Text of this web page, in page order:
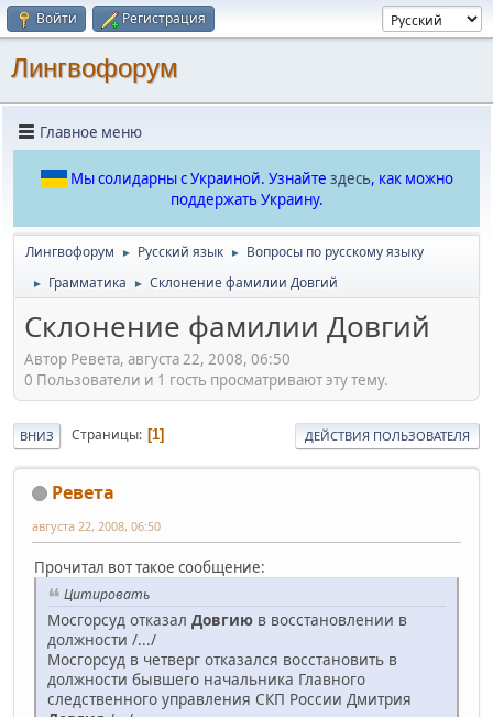
Войти Регистрация
Лингвофорум
Главное меню
Мы солидарны с Украиной. Узнайте здесь, как можно
поддержать Украину.
Лингвофорум ► Русский язык ► Вопросы по русскому языку
► Грамматика ► Склонение фамилии Довгий
Склонение фамилии Довгий
Автор Ревета, августа 22, 2008, 06:50
0 Пользователи и 1 гость просматривают эту тему.
ВНИЗ Страницы 1 ДЕЙСТВИЯ ПОЛЬЗОВАТЕЛЯ
Ревета
августа 22, 2008, 06:50
Прочитал вот такое сообщение:
Цитировать
Мосгорсуд отказал Довгию в восстановлении в
должности /.../
Мосгорсуд в четверг отказался восстановить в
должности бывшего начальника Главного
следственного управления СКП России Дмитрия